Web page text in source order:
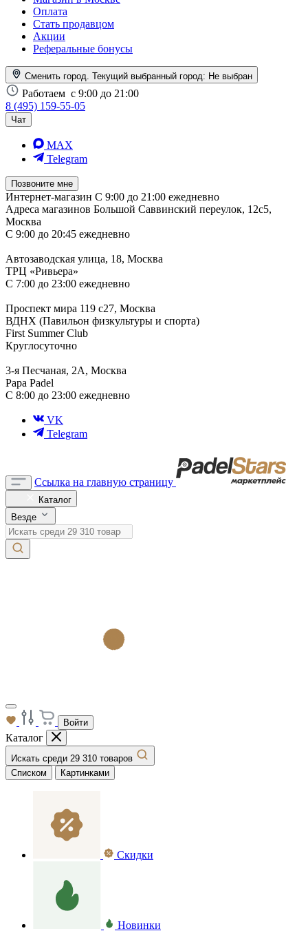
Оплата
Стать продавцом
Акции
Реферальные бонусы
Сменить город. Текущий выбранный город: Не выбран
Работаем с 9:00 до 21:00
8 (495) 159-55-05
Чат
MAX
Telegram
Позвоните мне
Интернет-магазин С 9:00 до 21:00 ежедневно
Адреса магазинов Большой Саввинский переулок, 12с5,
Москва
С 9:00 до 20:45 ежедневно
Автозаводская улица, 18, Москва
ТРЦ «Ривьера»
С 7:00 до 23:00 ежедневно
Проспект мира 119 с27, Москва
ВДНХ (Павильон физкультуры и спорта)
First Summer Club
Круглосуточно
3-я Песчаная, 2А, Москва
Papa Padel
С 8:00 до 23:00 ежедневно
VK
Telegram
Ссылка на главную страницу
Каталог
Везде
Войти
Каталог
Искать среди 29 310 товаров
Списком
Картинками
Скидки
Новинки